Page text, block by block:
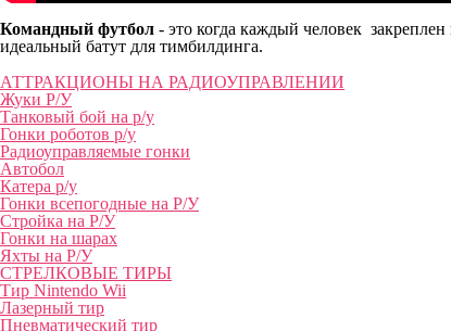
Командный футбол - это когда каждый человек
идеальный батут для тимбилдинга.
АТТРАКЦИОНЫ НА РАДИОУПРАВЛЕНИИ
Жуки Р/У
Танковый бой на р/у
Гонки роботов р/у
Радиоуправляемые гонки
Автобол
Катера р/у
Гонки всепогодные на Р/У
Стройка на Р/У
Гонки на шарах
Яхты на Р/У
СТРЕЛКОВЫЕ ТИРЫ
Тир Nintendo Wii
Лазерный тир
Пневматический тир